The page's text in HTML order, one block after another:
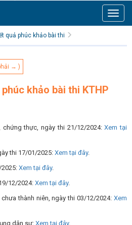
Toggle
quả phúc khảo bài thi
→ )
khảo bài thi KTHP
chứng thực, ngày thi 21/12/2024:Xem tại
thi 17/01/2025: Xem tại đây.
Xem tại đây.
12/2024: Xem tại đây.
thành niên, ngày thi 03/12/2024: Xem
dân sư: Xem tại đây.